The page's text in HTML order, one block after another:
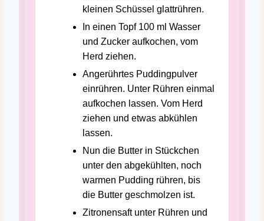
kleinen Schüssel glattrühren.
In einen Topf 100 ml Wasser
und Zucker aufkochen, vom
Herd ziehen.
Angerührtes Puddingpulver
einrühren. Unter Rühren einmal
aufkochen lassen. Vom Herd
ziehen und etwas abkühlen
lassen.
Nun die Butter in Stückchen
unter den abgekühlten, noch
warmen Pudding rühren, bis
die Butter geschmolzen ist.
Zitronensaft unter Rühren und